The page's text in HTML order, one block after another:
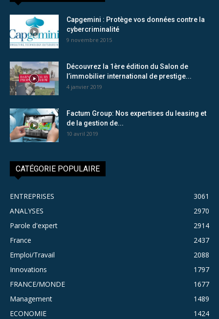
Capgemini : Protège vos données contre la
cybercriminalité
9 novembre 2015
Découvrez la 1ère édition du Salon de
l’immobilier international de prestige...
4 janvier 2019
Factum Group: Nos expertises du leasing et
de la gestion de...
10 avril 2019
CATÉGORIE POPULAIRE
ENTREPRISES
3061
ANALYSES
2970
Parole d'expert
2914
France
2437
Emploi/Travail
2088
Innovations
1797
FRANCE/MONDE
1677
Management
1489
ECONOMIE
1424